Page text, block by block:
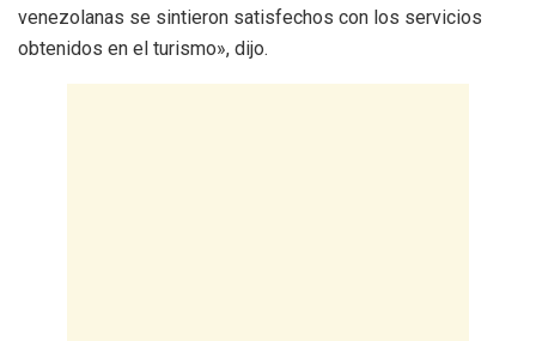
venezolanas se sintieron satisfechos con los servicios
obtenidos en el turismo», dijo.